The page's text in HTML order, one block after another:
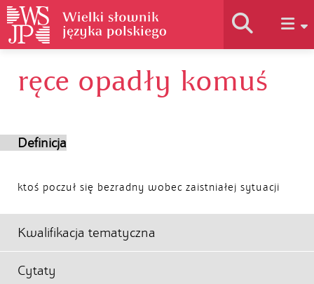
Historia słownika
ręce opadły komuś
Definicja
ktoś poczuł się bezradny wobec zaistniałej sytuacji
Kwalifikacja tematyczna
Cytaty